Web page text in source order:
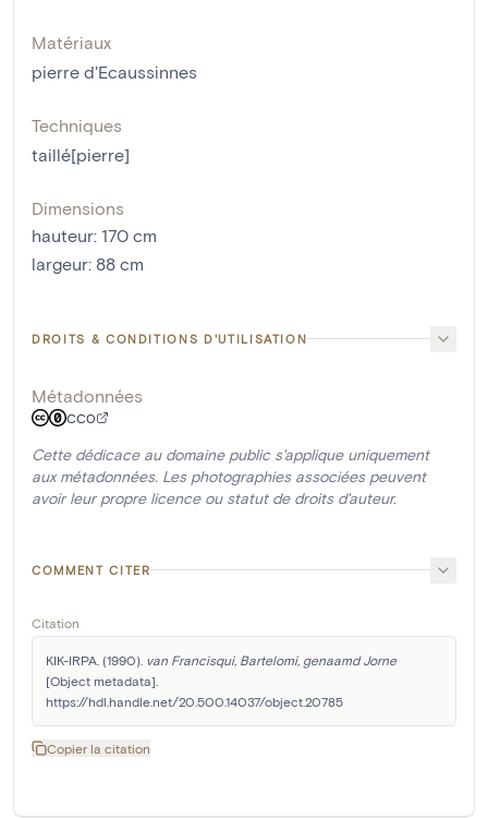
Matériaux
pierre d'Ecaussinnes
Techniques
taillé[pierre]
Dimensions
hauteur: 170 cm
largeur: 88 cm
DROITS & CONDITIONS D'UTILISATION
Métadonnées
CC0
Cette dédicace au domaine public s'applique uniquement
aux métadonnées. Les photographies associées peuvent
avoir leur propre licence ou statut de droits d'auteur.
COMMENT CITER
Citation
KIK-IRPA. (1990). van Francisqui, Bartelomi, genaamd Jorne
[Object metadata].
https://hdl.handle.net/20.500.14037/object.20785
Copier la citation